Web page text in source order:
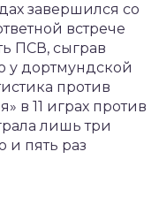
завершился со
встрече
ПСВ, сыграв
у дортмундской
против
в 11 играх против
лишь три
и пять раз